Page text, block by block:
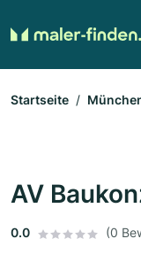
Startseite
AV
0.0 (0